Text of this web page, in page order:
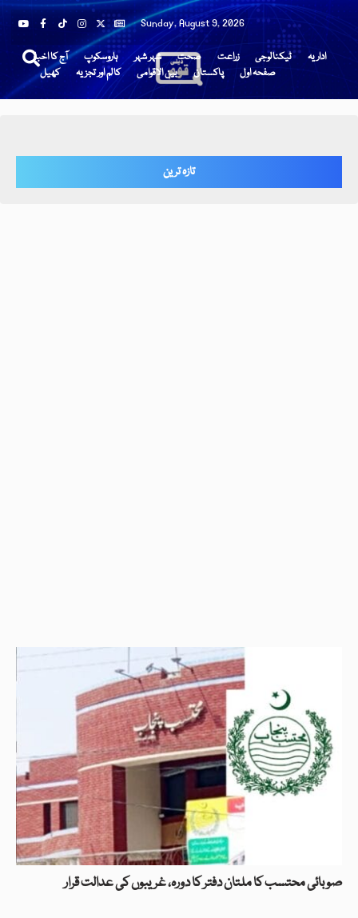
Sunday, August 9, 2026
آج کا اخبار ہاروسکوپ شہر شہر صحت زراعت ٹیکنالوجی
اداریہ
کھیل
کالم اور تجزیہ بین الاقوامی پاکستان صفحہ اول
تازہ ترین
صوبائی محتسب کا ملتان دفتر کا دورہ، غریبوں کی عدالت قرار